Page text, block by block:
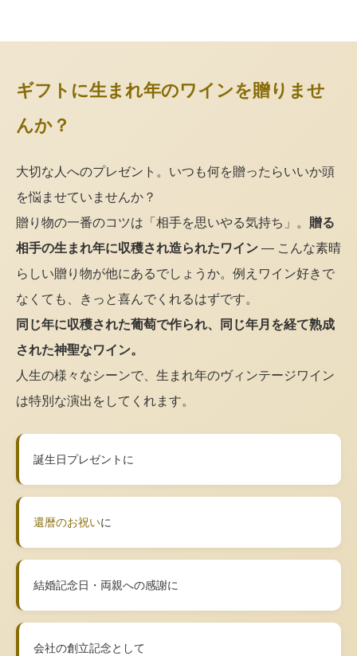
ギフトに生まれ年のワインを贈りませ
んか？
大切な人へのプレゼント。いつも何を贈ったらいいか頭
を悩ませていませんか？
贈り物の一番のコツは「相手を思いやる気持ち」。 贈る
相手の生まれ年に収穫され造られたワイン — こんな素晴
らしい贈り物が他にあるでしょうか。例えワイン好きで
なくても、きっと喜んでくれるはずです。
同じ年に収穫された葡萄で作られ、同じ年月を経て熟成
された神聖なワイン。
人生の様々なシーンで、生まれ年のヴィンテージワイン
は特別な演出をしてくれます。
誕生日プレゼントに
還暦のお祝いに
結婚記念日・両親への感謝に
会社の創立記念として